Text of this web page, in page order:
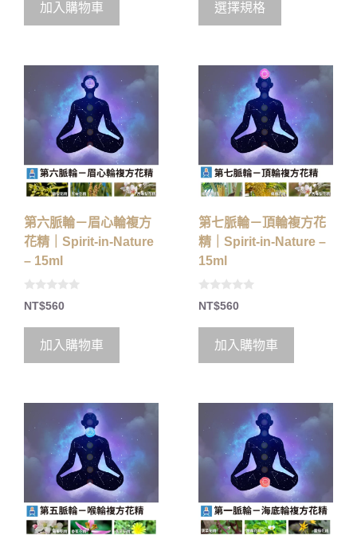
5
加入購物車
5
選擇規格
第六脈輪－眉心輪複方
花精｜Spirit-in-Nature
– 15ml
0
o
t
5
NT$560
加入購物車
第七脈輪－頂輪複方花
精｜Spirit-in-Nature –
15ml
0
o
t
5
NT$560
加入購物車